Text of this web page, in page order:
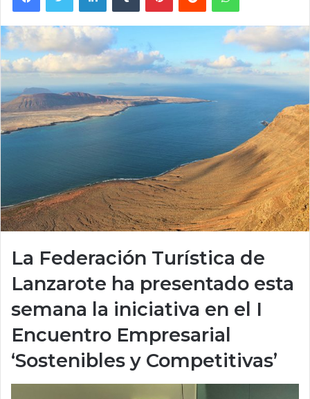
La Federación Turística de
Lanzarote ha presentado esta
semana la iniciativa en el I
Encuentro Empresarial
‘Sostenibles y Competitivas’